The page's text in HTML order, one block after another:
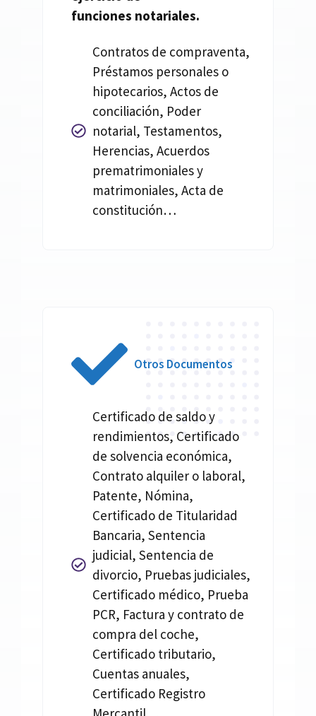
funciones notariales.
Contratos de compraventa,
Préstamos personales o
hipotecarios, Actos de
conciliación, Poder
notarial, Testamentos,
Herencias, Acuerdos
prematrimoniales y
matrimoniales, Acta de
constitución…
Otros Documentos
Certificado de saldo y
rendimientos, Certificado
de solvencia económica,
Contrato alquiler o laboral,
Patente, Nómina,
Certificado de Titularidad
Bancaria, Sentencia
judicial, Sentencia de
divorcio, Pruebas judiciales,
Certificado médico, Prueba
PCR, Factura y contrato de
compra del coche,
Certificado tributario,
Cuentas anuales,
Certificado Registro